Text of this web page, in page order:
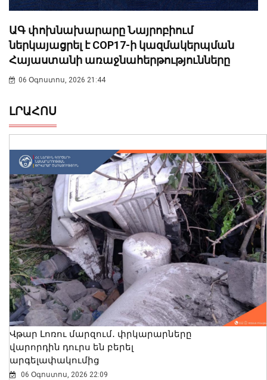
ԱԳ փոխնախարարը Նայրոբիում
ներկայացրել է COP17-ի կազմակերպման
Հայաստանի առաջնահերթությունները
06 Օգոստոս, 2026 21:44
ԼՐԱՀՈՍ
Վթար Լոռու մարզում․ փրկարարները
վարորդին դուրս են բերել
արգելափակումից
06 Օգոստոս, 2026 22:09